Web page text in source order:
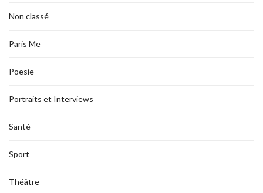
Non classé
Paris Me
Poesie
Portraits et Interviews
Santé
Sport
Théâtre